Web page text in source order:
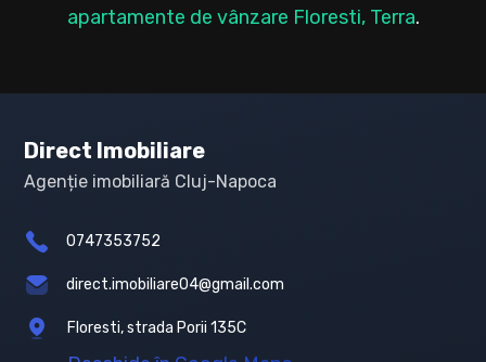
apartamente de vânzare Floresti, Terra.
Direct Imobiliare
Agenție imobiliară Cluj-Napoca
0747353752
direct.imobiliare04@gmail.com
Floresti, strada Porii 135C